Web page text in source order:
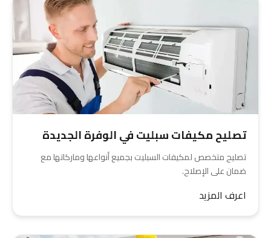
تصليح مكيفات سبليت في الوفرة الجديدة
تصليح متخصص لمكيفات السبليت بجميع أنواعها وماركاتها مع
ضمان على الإصلاح.
اعرف المزيد